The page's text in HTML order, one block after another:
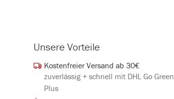
Unsere Vorteile
Kostenfreier Versand ab 30€
zuverlässig + schnell mit DHL Go Green
Plus